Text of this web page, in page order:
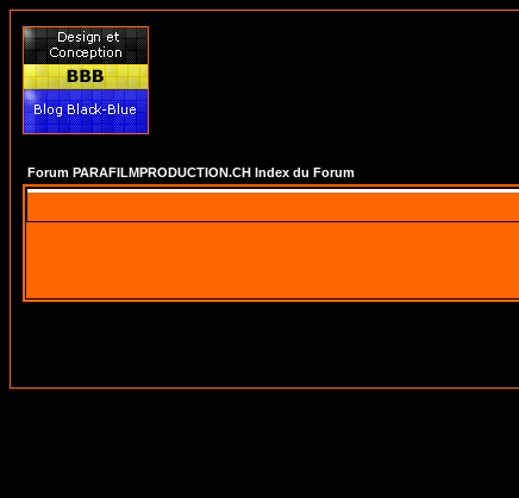
Forum PARAFILMPRODUCTION.CH Index du Forum